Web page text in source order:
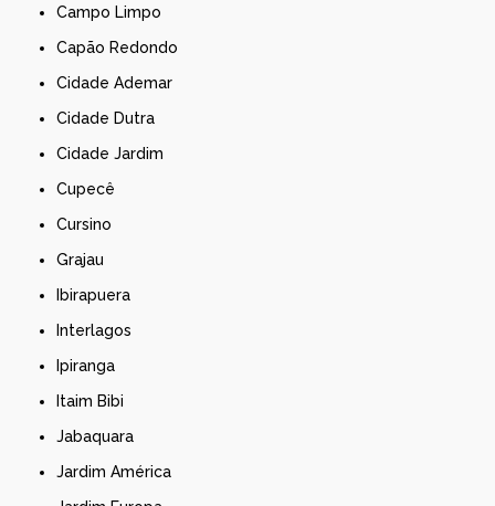
Campo Limpo
Capão Redondo
Cidade Ademar
Cidade Dutra
Cidade Jardim
Cupecê
Cursino
Grajau
Ibirapuera
Interlagos
Ipiranga
Itaim Bibi
Jabaquara
Jardim América